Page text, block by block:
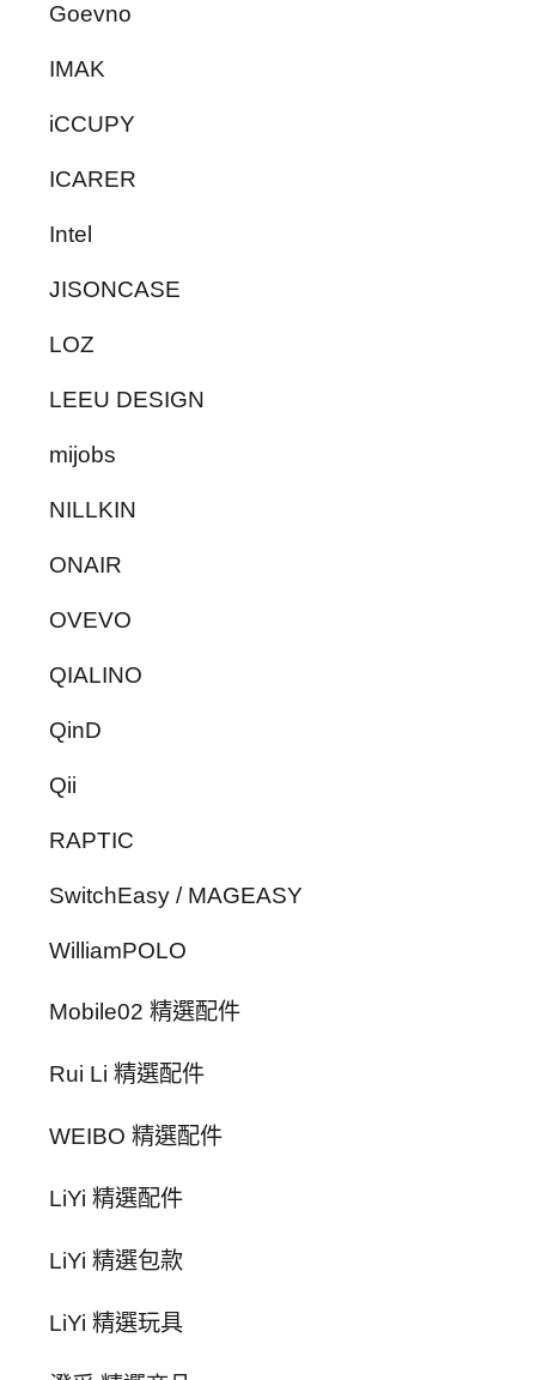
Goevno
IMAK
iCCUPY
ICARER
Intel
JISONCASE
LOZ
LEEU DESIGN
mijobs
NILLKIN
ONAIR
OVEVO
QIALINO
QinD
Qii
RAPTIC
SwitchEasy / MAGEASY
WilliamPOLO
Mobile02 精選配件
Rui Li 精選配件
WEIBO 精選配件
LiYi 精選配件
LiYi 精選包款
LiYi 精選玩具